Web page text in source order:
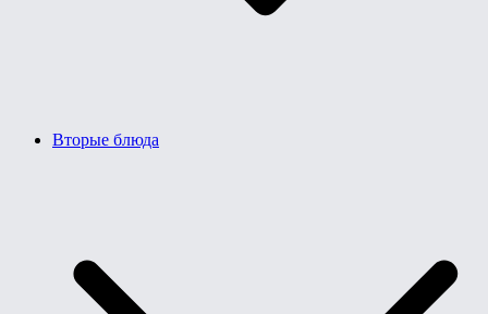
Вторые блюда